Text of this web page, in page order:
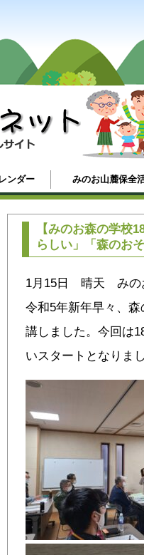
ンダー みのお山麓保全
【みのお森の学校
らしい」「森のお
1月15日 晴天 みの
令和5年新年早々、
講しました。今回は
いスタートとなりま